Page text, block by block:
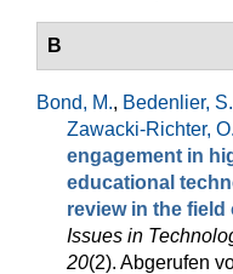
B
Bond, M., Bedenlier, S.
Zawacki-Richter, O.
engagement in
educational
review in the field
Issues in
20(2). Abgerufen